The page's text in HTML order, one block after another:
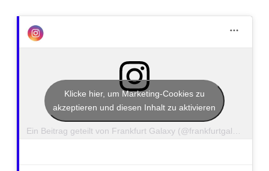
Klicke hier, um Marketing-Cookies zu
akzeptieren und diesen Inhalt zu aktivieren